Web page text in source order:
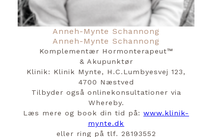
Anneh-Mynte Schannong
Anneh-Mynte Schannong
Komplementær Hormonterapeut™️
& Akupunktør
Klinik: Klinik Mynte, H.C.Lumbyesvej 123,
4700 Næstved
Tilbyder også onlinekonsultationer via
Whereby.
Læs mere og book din tid på: www.klinik-
mynte.dk
eller ring på tlf. 28193552